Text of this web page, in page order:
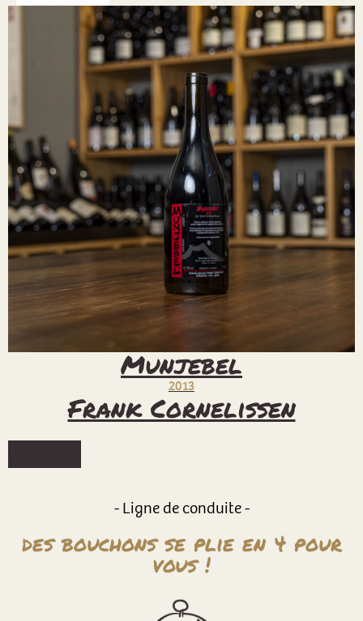
Munjebel
2013
Frank Cornelissen
- Ligne de conduite -
des bouchons se plie en 4 pour
vous !